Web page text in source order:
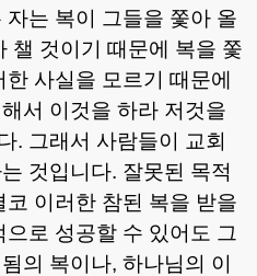
는 복이 그들을 쫓아 올
챌 것이기 때문에 복을 쫓
한 사실을 모르기 때문에
서 이것을 하라 저것을
. 그래서 사람들이 교회
것입니다. 잘못된 목적
이러한 참된 복을 받을
으로 성공할 수 있어도 그
의 복이나, 하나님의 이